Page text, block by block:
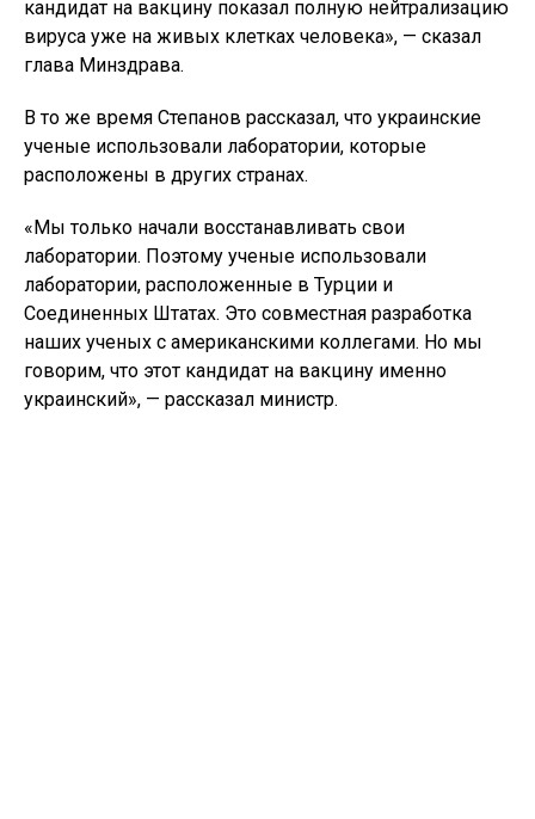
кандидат на вакцину показал полную нейтрализацию
вируса уже на живых клетках человека», — сказал
глава Минздрава.
В то же время Степанов рассказал, что украинские
ученые использовали лаборатории, которые
расположены в других странах.
«Мы только начали восстанавливать свои
лаборатории. Поэтому ученые использовали
лаборатории, расположенные в Турции и
Соединенных Штатах. Это совместная разработка
наших ученых с американскими коллегами. Но мы
говорим, что этот кандидат на вакцину именно
украинский», — рассказал министр.